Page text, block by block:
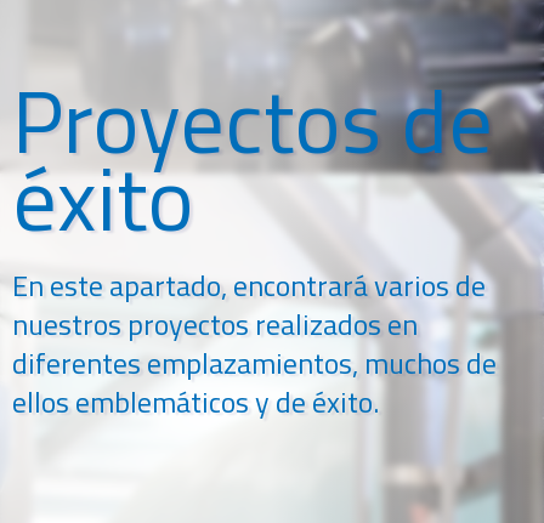
Proyectos de
éxito
En este apartado, encontrará varios de
nuestros proyectos realizados en
diferentes emplazamientos, muchos de
ellos emblemáticos y de éxito.